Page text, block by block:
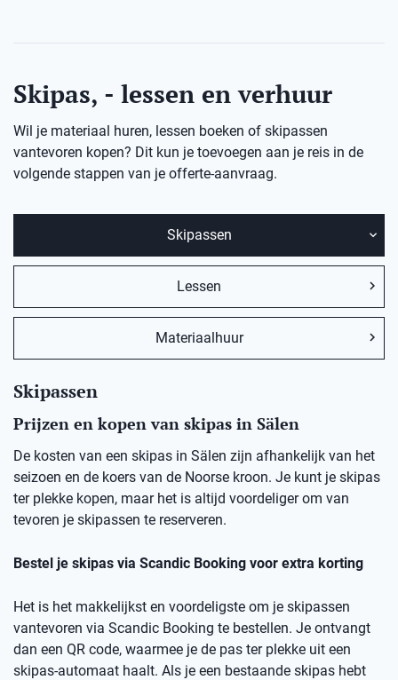
Skipas, - lessen en verhuur
Wil je materiaal huren, lessen boeken of skipassen
vantevoren kopen? Dit kun je toevoegen aan je reis in de
volgende stappen van je offerte-aanvraag.
Skipassen
Lessen
Materiaalhuur
Skipassen
Prijzen en kopen van skipas in Sälen
De kosten van een skipas in Sälen zijn afhankelijk van het
seizoen en de koers van de Noorse kroon. Je kunt je skipas
ter plekke kopen, maar het is altijd voordeliger om van
tevoren je skipassen te reserveren.
Bestel je skipas via Scandic Booking voor extra korting
Het is het makkelijkst en voordeligste om je skipassen
vantevoren via Scandic Booking te bestellen. Je ontvangt
dan een QR code, waarmee je de pas ter plekke uit een
skipas-automaat haalt. Als je een bestaande skipas hebt